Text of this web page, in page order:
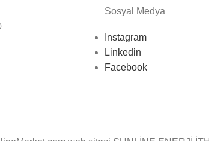
Sosyal Medya
Instagram
Linkedin
Facebook